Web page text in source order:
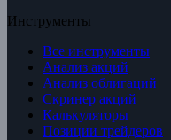
Инструменты
Все инструменты
Анализ акций
Анализ облигаций
Скринер акций
Калькуляторы
Позиции трейдеров